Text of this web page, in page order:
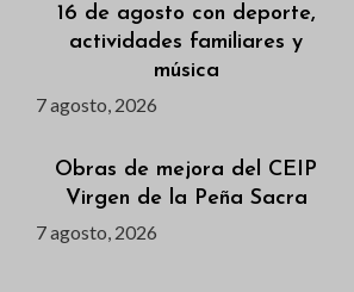
16 de agosto con deporte,
actividades familiares y
música
7 agosto, 2026
Obras de mejora del CEIP
Virgen de la Peña Sacra
7 agosto, 2026